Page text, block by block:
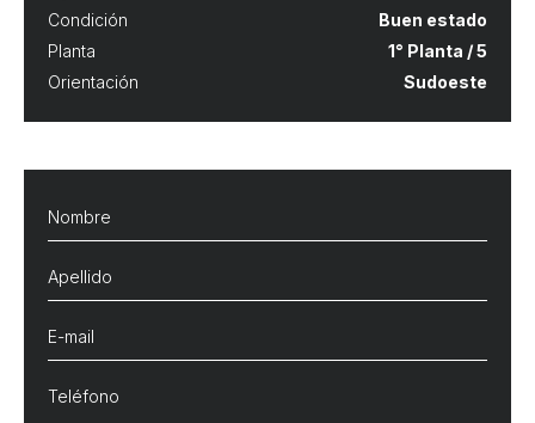
Condición
Buen estado
Planta
1° Planta / 5
Orientación
Sudoeste